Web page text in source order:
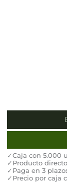
✓Caja con 5.000
✓Producto
✓Paga en 3
✓Precio por caja